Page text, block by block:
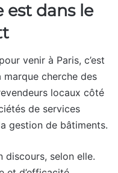
est dans le
venir à Paris, c’est
cherche des
locaux côté
de services
gestion de bâtiments.
discours, selon elle.